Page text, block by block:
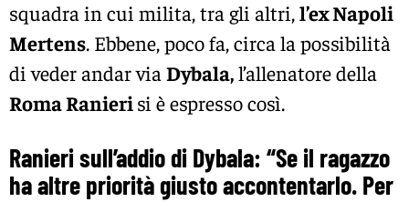
squadra in cui milita, tra gli altri,l’ex Napoli
Mertens. Ebbene, poco fa, circa la possibilità
di veder andar via Dybala,l’allenatore della
Roma Ranierisi è espresso così.
Ranieri sull’addio di Dybala: “Se il ragazzo
ha altre priorità giusto accontentarlo. Per